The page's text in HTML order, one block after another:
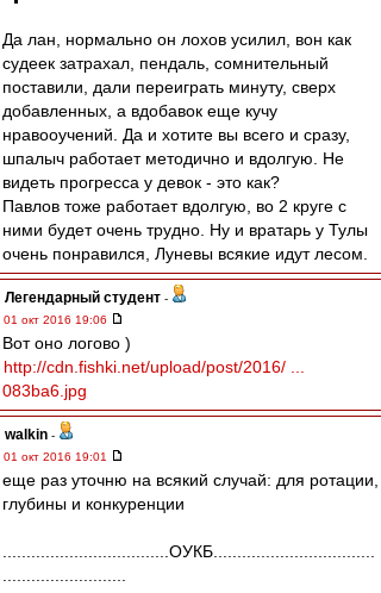
Да лан, нормально он лохов усилил, вон как
судеек затрахал, пендаль, сомнительный
поставили, дали переиграть минуту, сверх
добавленных, а вдобавок еще кучу
нравооучений. Да и хотите вы всего и сразу,
шпалыч работает методично и вдолгую. Не
видеть прогресса у девок - это как?
Павлов тоже работает вдолгую, во 2 круге с
ними будет очень трудно. Ну и вратарь у Тулы
очень понравился, Луневы всякие идут лесом.
Легендарный студент -
01 окт 2016 19:06
Вот оно логово )
http://cdn.fishki.net/upload/post/2016/ ...
083ba6.jpg
walkin -
01 окт 2016 19:01
еще раз уточню на всякий случай: для ротации,
глубины и конкуренции
...................................ОУКБ..................................